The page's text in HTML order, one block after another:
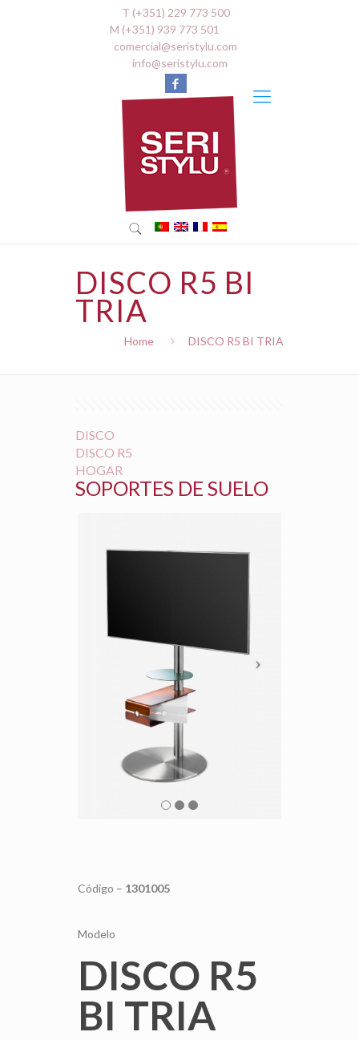
T (+351) 229 773 500
M (+351) 939 773 501
comercial@seristylu.com
info@seristylu.com
DISCO R5 BI
TRIA
Home DISCO R5 BI TRIA
DISCO
DISCO R5
HOGAR
SOPORTES DE SUELO
Código – 1301005
Modelo
DISCO R5
BI TRIA